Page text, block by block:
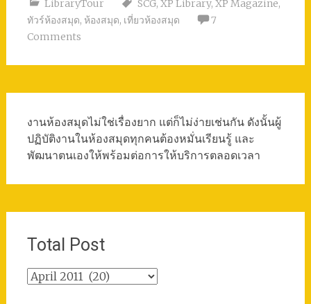
LibraryTour SCG, XP Library, XP Magazine,
ทัวร์ห้องสมุด, ห้องสมุด, เที่ยวห้องสมุด
7
Comments
งานห้องสมุดไม่ใช่เรื่องยาก แต่ก็ไม่ง่ายเช่นกัน ดังนั้นผู้
ปฏิบัติงานในห้องสมุดทุกคนต้องหมั่นเรียนรู้ และ
พัฒนาตนเองให้พร้อมต่อการให้บริการตลอดเวลา
Total Post
Total